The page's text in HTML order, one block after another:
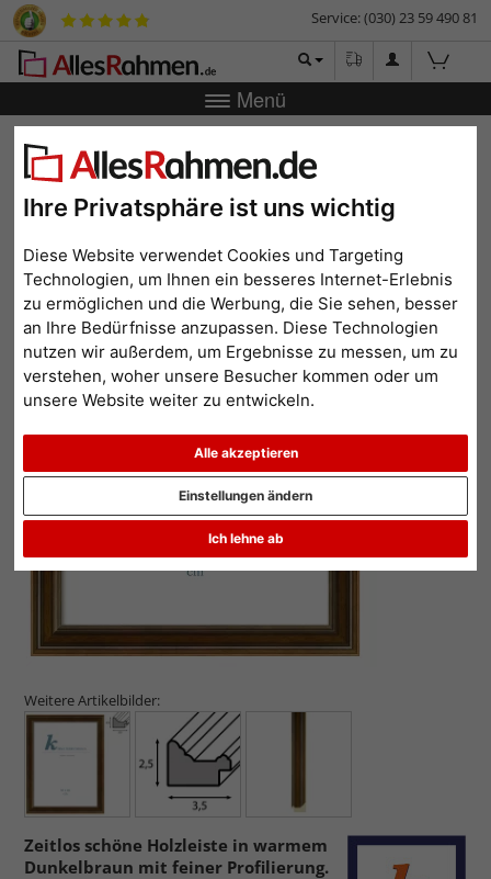
Ihre Privatsphäre ist uns wichtig
Diese Website verwendet Cookies und Targeting
Technologien, um Ihnen ein besseres Internet-Erlebnis
zu ermöglichen und die Werbung, die Sie sehen, besser
an Ihre Bedürfnisse anzupassen. Diese Technologien
nutzen wir außerdem, um Ergebnisse zu messen, um zu
verstehen, woher unsere Besucher kommen oder um
unsere Website weiter zu entwickeln.
Alle akzeptieren
Ich lehne ab
Einstellungen ändern
Service: (030) 23 59 490 81
Menü
Zurück
Petra
Holzrahmen Petra
Weitere Artikelbilder:
Zeitlos schöne Holzleiste in warmem
Dunkelbraun mit feiner Profilierung.